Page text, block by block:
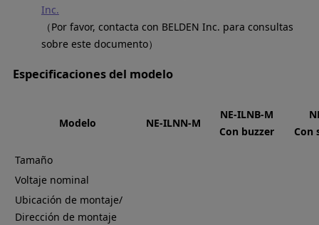
Inc.
（Por favor, contacta con BELDEN Inc. para consultas
sobre este documento）
Especificaciones del modelo
Modelo NE-ILNN-M
NE-ILNB-M
Con buzzer
Con
Tamaño
Voltaje nominal
Ubicación de montaje/
Dirección de montaje